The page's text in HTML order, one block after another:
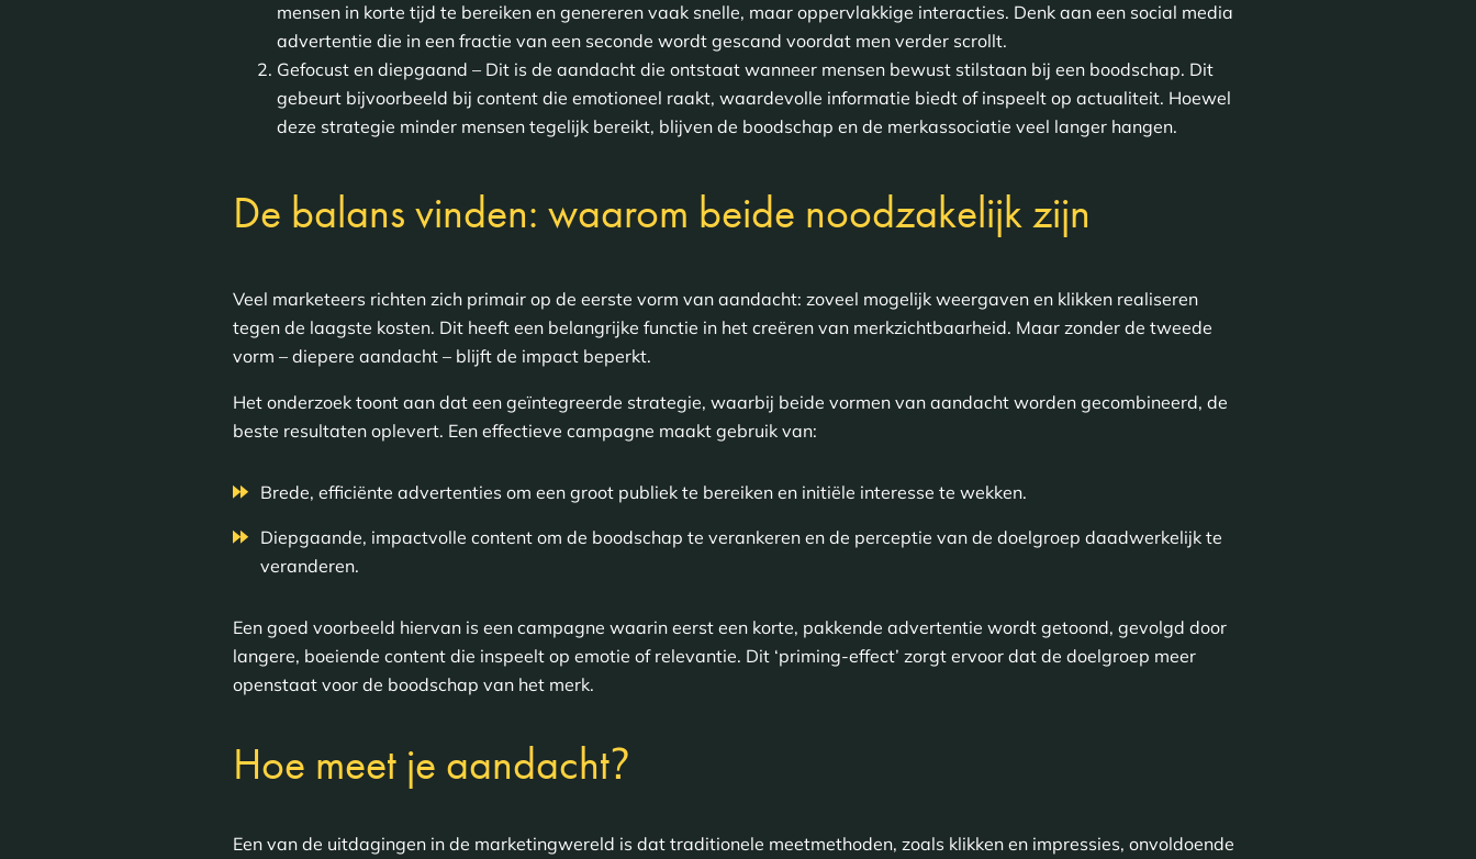
mensen in korte tijd te bereiken en genereren vaak snelle, maar oppervlakkige interacties. Denk aan een social media
advertentie die in een fractie van een seconde wordt gescand voordat men verder scrollt.
Gefocust en diepgaand – Dit is de aandacht die ontstaat wanneer mensen bewust stilstaan bij een boodschap. Dit
gebeurt bijvoorbeeld bij content die emotioneel raakt, waardevolle informatie biedt of inspeelt op actualiteit. Hoewel
deze strategie minder mensen tegelijk bereikt, blijven de boodschap en de merkassociatie veel langer hangen.
De balans vinden: waarom beide noodzakelijk zijn
Veel marketeers richten zich primair op de eerste vorm van aandacht: zoveel mogelijk weergaven en klikken realiseren
tegen de laagste kosten. Dit heeft een belangrijke functie in het creëren van merkzichtbaarheid. Maar zonder de tweede
vorm – diepere aandacht – blijft de impact beperkt.
Het onderzoek toont aan dat een geïntegreerde strategie, waarbij beide vormen van aandacht worden gecombineerd, de
beste resultaten oplevert. Een effectieve campagne maakt gebruik van:
Brede, efficiënte advertenties om een groot publiek te bereiken en initiële interesse te wekken.
Diepgaande, impactvolle content om de boodschap te verankeren en de perceptie van de doelgroep daadwerkelijk te
veranderen.
Een goed voorbeeld hiervan is een campagne waarin eerst een korte, pakkende advertentie wordt getoond, gevolgd door
langere, boeiende content die inspeelt op emotie of relevantie. Dit ‘priming-effect’ zorgt ervoor dat de doelgroep meer
openstaat voor de boodschap van het merk.
Hoe meet je aandacht?
Een van de uitdagingen in de marketingwereld is dat traditionele meetmethoden, zoals klikken en impressies, onvoldoende